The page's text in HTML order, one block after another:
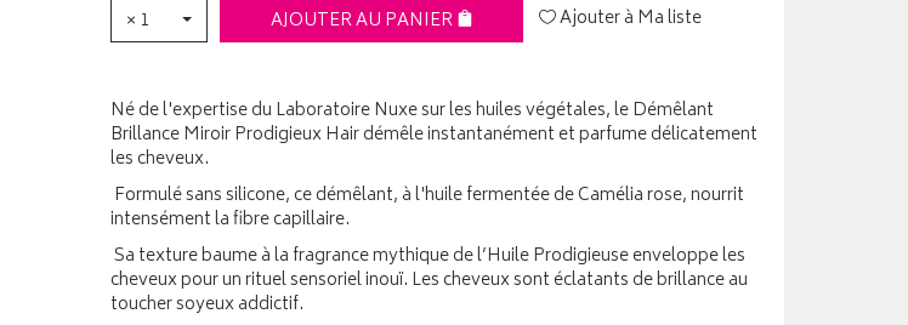
× 1 AJOUTER AU PANIER Ajouter à Ma liste
Né de l'expertise du Laboratoire Nuxe sur les huiles végétales, le Démêlant
Brillance Miroir Prodigieux Hair démêle instantanément et parfume délicatement
les cheveux.
Formulé sans silicone, ce démêlant, à l'huile fermentée de Camélia rose, nourrit
intensément la fibre capillaire.
Sa texture baume à la fragrance mythique de l’Huile Prodigieuse enveloppe les
cheveux pour un rituel sensoriel inouï. Les cheveux sont éclatants de brillance au
toucher soyeux addictif.